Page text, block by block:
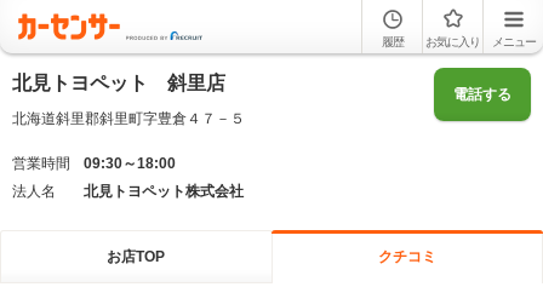
履歴 お気に入り メニュー
北見トヨペット 斜里店
北海道斜里郡斜里町字豊倉４７－５
電話する
営業時間
09:30～18:00
法人名
北見トヨペット株式会社
お店TOP クチコミ